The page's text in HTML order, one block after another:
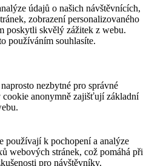
údajů o našich návštěvnících,
zobrazení personalizovaného
poskytli skvělý zážitek z webu.
používáním souhlasíte.
nezbytné pro správné
anonymně zajišťují základní
používají k pochopení a analýze
webových stránek, což pomáhá při
pro návštěvníky.